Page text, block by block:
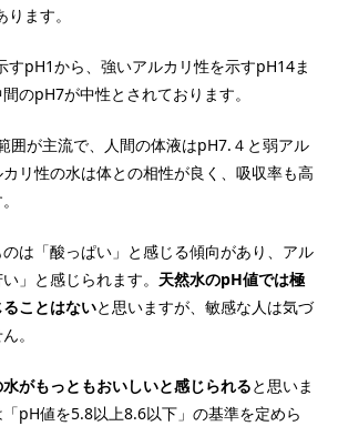
ます。
すpH1から、強いアルカリ性を示すpH14ま
のpH7が中性とされております。
囲が主流で、人間の体液はpH7.４と弱アル
リ性の水は体との相性が良く、吸収率も高
は「酸っぱい」と感じる傾向があり、アル
」と感じられます。 天然水のpH値では極
ことはないと思いますが、敏感な人は気づ
。
がもっともおいしいと感じられると思いま
pH値を5.8以上8.6以下」の基準を定めら